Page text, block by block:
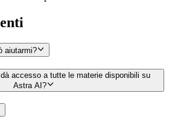
aiutarmi?
accesso a tutte le materie disponibili su
Astra AI?